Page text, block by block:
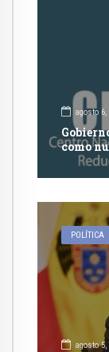
agosto 6,
como
POLÍTICA
agosto 5,